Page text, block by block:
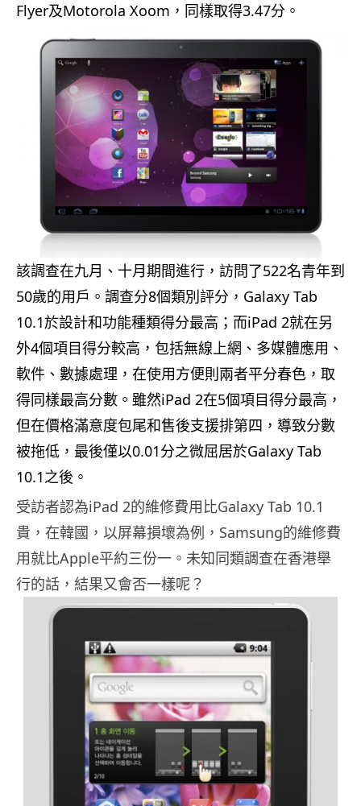
Flyer及Motorola Xoom，同樣取得3.47分。
該調查在九月、十月期間進行，訪問了522名青年到
50歲的用戶。調查分8個類別評分，Galaxy Tab
10.1於設計和功能種類得分最高；而iPad 2就在另
外4個項目得分較高，包括無線上網、多媒體應用、
軟件、數據處理，在使用方便則兩者平分春色，取
得同樣最高分數。雖然iPad 2在5個項目得分最高，
但在價格滿意度包尾和售後支援排第四，導致分數
被拖低，最後僅以0.01分之微屈居於Galaxy Tab
10.1之後。
受訪者認為iPad 2的維修費用比Galaxy Tab 10.1
貴，在韓國，以屏幕損壞為例，Samsung的維修費
用就比Apple平約三份一。未知同類調查在香港舉
行的話，結果又會否一樣呢？